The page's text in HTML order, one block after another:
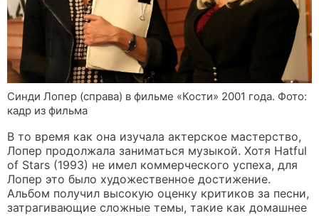
Синди Лопер (справа) в фильме «Кости» 2001 года. Фото:
кадр из фильма
В то время как она изучала актерское мастерство,
Лопер продолжала заниматься музыкой. Хотя Hatful
of Stars (1993) не имел коммерческого успеха, для
Лопер это было художественное достижение.
Альбом получил высокую оценку критиков за песни,
затрагивающие сложные темы, такие как домашнее